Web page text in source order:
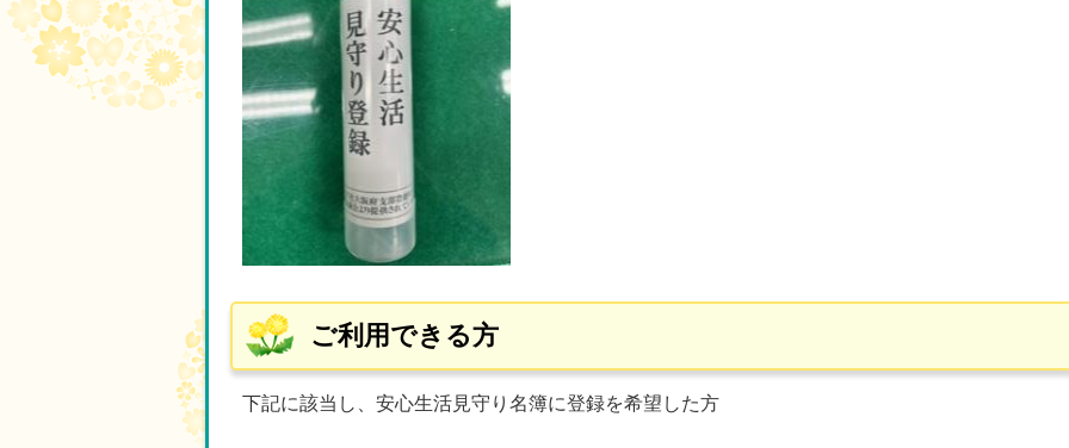
ご利用できる方
下記に該当し、安心生活見守り名簿に登録を希望した方